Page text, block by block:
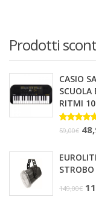
Prodotti
CASIO
RITMI
Valutato
5.00 su 5
59,00€ Il
STROBO
149,00€ Il